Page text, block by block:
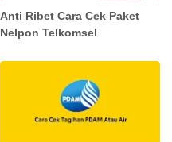
Anti Ribet Cara Cek Paket
Nelpon Telkomsel